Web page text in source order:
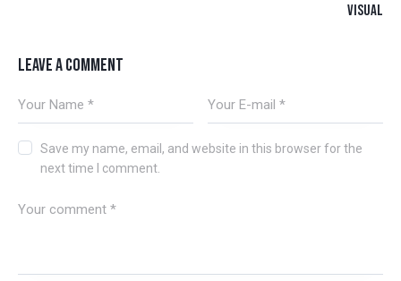
VISUAL
LEAVE A COMMENT
Save my name, email, and website in this browser for the
next time I comment.